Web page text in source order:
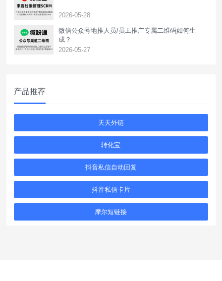
2026-05-28
‌微信公众号地推人员/员工推广专属二维码如何生
成？
2026-05-27
产品推荐
天天外链
转化宝
抖音私信自动回复
抖音私信卡片
摩尔短链接